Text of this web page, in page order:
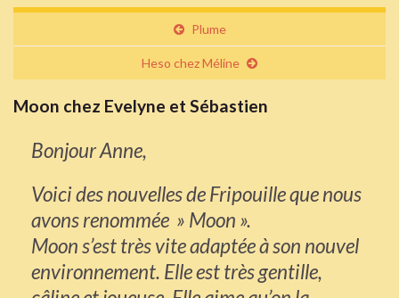
Plume
Heso chez Méline
Moon chez Evelyne et Sébastien
Bonjour Anne,
Voici des nouvelles de Fripouille que nous
avons renommée » Moon ».
Moon s’est très vite adaptée à son nouvel
environnement. Elle est très gentille,